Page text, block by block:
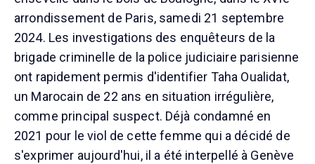
arrondissement de Paris, samedi 21 septembre
2024. Les investigations des enquêteurs de la
brigade criminelle de la police judiciaire parisienne
ont rapidement permis d'identifier Taha Oualidat,
un Marocain de 22 ans en situation irrégulière,
comme principal suspect. Déjà condamné en
2021 pour le viol de cette femme qui a décidé de
s'exprimer aujourd'hui, il a été interpellé à Genève